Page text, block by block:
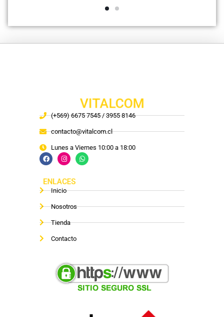
VITALCOM
(+569) 6675 7545 / 3955 8146
contacto@vitalcom.cl
Lunes a Viernes 10:00 a 18:00
ENLACES
Inicio
Nosotros
Tienda
Contacto